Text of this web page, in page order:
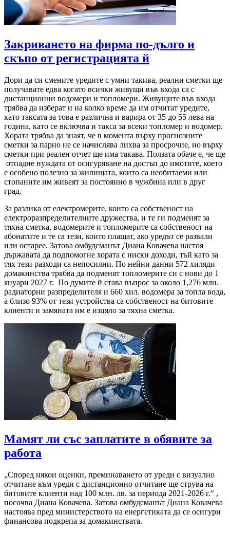
Закриването на фирма по-дълго и
скъпо от регистрацията й
Дори да си смените уредите с умни такива, реални сметки ще
получавате едва когато всички живущи във входа са с
дистанционни водомери и топломери. Живущите във входа
трябва да изберат и на колко време да им отчитат уредите,
като таксата за това е различна и варира от 35 до 55 лева на
година, като се включва и такса за всеки топломер и водомер.
Хората трябва да знаят, че в момента върху прогнозните
сметки за парно не се начислява лихва за просрочие, но върху
сметки при реален отчет ще има такава. Ползата обаче е, че ще
отпадне нуждата от осигуряване на достъп до имотите, което
е особено полезно за жилищата, които са необитаеми или
стопаните им живеят за постоянно в чужбина или в друг
град.
За разлика от електромерите, които са собственост на
електроразпределителните дружества, и те ги подменят за
тяхна сметка, водомерите и топломерите са собственост на
абонатите и те са тези, които плащат, ако уредът се развали
или остарее. Затова омбудсманът Диана Ковачева настоя
държавата да подпомогне хората с ниски доходи, тъй като за
тях тези разходи са непосилни. По нейни данни 572 хиляди
домакинства трябва да подменят топломерите си с нови до 1
януари 2027 г. По думите й става въпрос за около 1,276 млн.
радиаторни разпределителя и 660 хил. водомера за топла вода,
а близо 93% от тези устройства са собственост на битовите
клиенти и замяната им е изцяло за тяхна сметка.
Мамят ли със заплатите в обявите за
работа
„Според някои оценки, преминаването от уреди с визуално
отчитане към уреди с дистанционно отчитане ще струва на
битовите клиенти над 100 млн. лв. за периода 2021-2026 г.“ ,
посочва Диана Ковачева. Затова омбудсманът Диана Ковачева
настоява пред министерството на енергетиката да се осигури
финансова подкрепа за домакинствата.